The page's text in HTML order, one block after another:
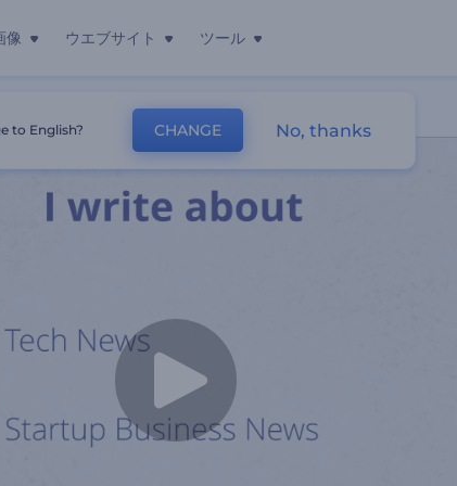
像 ウエブサイト ツール
to English? CHANGE No, thanks